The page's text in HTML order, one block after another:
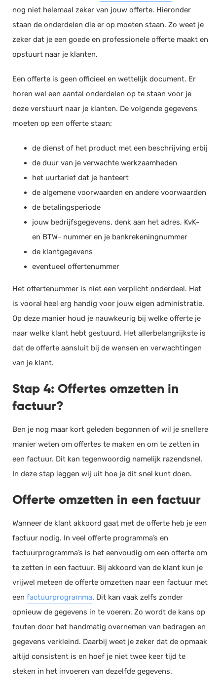
nog niet helemaal zeker van jouw offerte. Hieronder
staan de onderdelen die er op moeten staan. Zo weet je
zeker dat je een goede en professionele offerte maakt en
opstuurt naar je klanten.
Een offerte is geen officieel en wettelijk document. Er
horen wel een aantal onderdelen op te staan voor je
deze verstuurt naar je klanten. De volgende gegevens
moeten op een offerte staan;
de dienst of het product met een beschrijving erbij
de duur van je verwachte werkzaamheden
het uurtarief dat je hanteert
de algemene voorwaarden en andere voorwaarden
de betalingsperiode
jouw bedrijfsgegevens, denk aan het adres, KvK-
en BTW- nummer en je bankrekeningnummer
de klantgegevens
eventueel offertenummer
Het offertenummer is niet een verplicht onderdeel. Het
is vooral heel erg handig voor jouw eigen administratie.
Op deze manier houd je nauwkeurig bij welke offerte je
naar welke klant hebt gestuurd. Het allerbelangrijkste is
dat de offerte aansluit bij de wensen en verwachtingen
van je klant.
Stap 4: Offertes omzetten in
factuur?
Ben je nog maar kort geleden begonnen of wil je snellere
manier weten om offertes te maken en om te zetten in
een factuur. Dit kan tegenwoordig namelijk razendsnel.
In deze stap leggen wij uit hoe je dit snel kunt doen.
Offerte omzetten in een factuur
Wanneer de klant akkoord gaat met de offerte heb je een
factuur nodig. In veel offerte programma’s en
factuurprogramma’s is het eenvoudig om een offerte om
te zetten in een factuur. Bij akkoord van de klant kun je
vrijwel meteen de offerte omzetten naar een factuur met
een factuurprogramma. Dit kan vaak zelfs zonder
opnieuw de gegevens in te voeren. Zo wordt de kans op
fouten door het handmatig overnemen van bedragen en
gegevens verkleind. Daarbij weet je zeker dat de opmaak
altijd consistent is en hoef je niet twee keer tijd te
steken in het invoeren van dezelfde gegevens.